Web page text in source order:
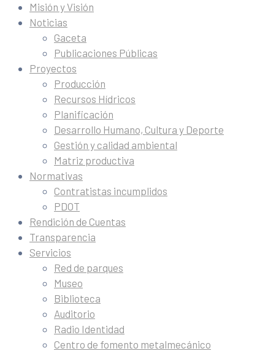
Misión y Visión
Noticias
Gaceta
Publicaciones Públicas
Proyectos
Producción
Recursos Hídricos
Planificación
Desarrollo Humano, Cultura y Deporte
Gestión y calidad ambiental
Matriz productiva
Normativas
Contratistas incumplidos
PDOT
Rendición de Cuentas
Transparencia
Servicios
Red de parques
Museo
Biblioteca
Auditorio
Radio Identidad
Centro de fomento metalmecánico